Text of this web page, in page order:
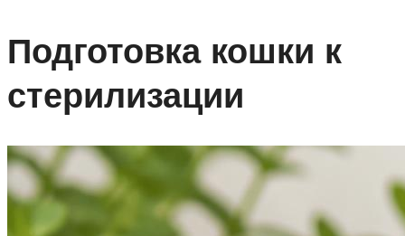
Подготовка кошки к
стерилизации